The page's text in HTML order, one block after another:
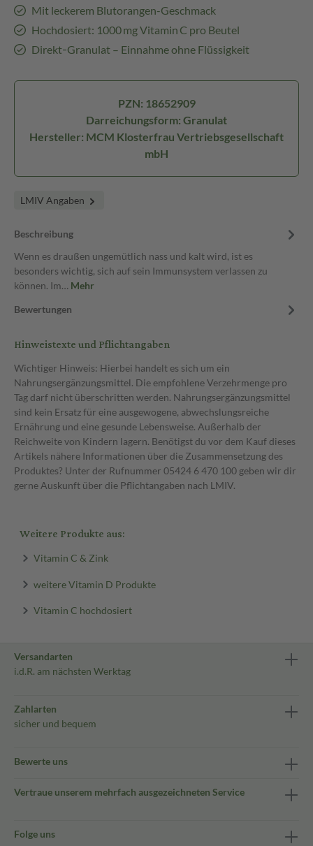
Mit leckerem Blutorangen-Geschmack
Hochdosiert: 1000 mg Vitamin C pro Beutel
Direkt‑Granulat – Einnahme ohne Flüssigkeit
PZN: 18652909
Darreichungsform: Granulat
Hersteller: MCM Klosterfrau Vertriebsgesellschaft
mbH
LMIV Angaben
Beschreibung
Wenn es draußen ungemütlich nass und kalt wird, ist es
besonders wichtig, sich auf sein Immunsystem verlassen zu
können. Im… Mehr
Bewertungen
Hinweistexte und Pflichtangaben
Wichtiger Hinweis: Hierbei handelt es sich um ein
Nahrungsergänzungsmittel. Die empfohlene Verzehrmenge pro
Tag darf nicht überschritten werden. Nahrungsergänzungsmittel
sind kein Ersatz für eine ausgewogene, abwechslungsreiche
Ernährung und eine gesunde Lebensweise. Außerhalb der
Reichweite von Kindern lagern. Benötigst du vor dem Kauf dieses
Artikels nähere Informationen über die Zusammensetzung des
Produktes? Unter der Rufnummer 05424 6 470 100 geben wir dir
gerne Auskunft über die Pflichtangaben nach LMIV.
Weitere Produkte aus:
Vitamin C & Zink
weitere Vitamin D Produkte
Vitamin C hochdosiert
Versandarten
i.d.R. am nächsten Werktag
Zahlarten
sicher und bequem
Bewerte uns
Vertraue unserem mehrfach ausgezeichneten Service
Folge uns